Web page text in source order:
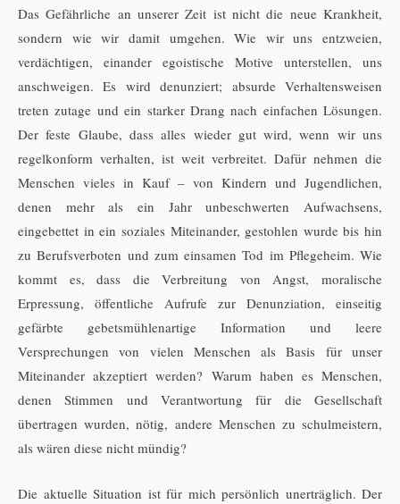
Das Gefährliche an unserer Zeit ist nicht die neue Krankheit,
sondern wie wir damit umgehen. Wie wir uns entzweien,
verdächtigen, einander egoistische Motive unterstellen, uns
anschweigen. Es wird denunziert; absurde Verhaltensweisen
treten zutage und ein starker Drang nach einfachen Lösungen.
Der feste Glaube, dass alles wieder gut wird, wenn wir uns
regelkonform verhalten, ist weit verbreitet. Dafür nehmen die
Menschen vieles in Kauf – von Kindern und Jugendlichen,
denen mehr als ein Jahr unbeschwerten Aufwachsens,
eingebettet in ein soziales Miteinander, gestohlen wurde bis hin
zu Berufsverboten und zum einsamen Tod im Pflegeheim. Wie
kommt es, dass die Verbreitung von Angst, moralische
Erpressung, öffentliche Aufrufe zur Denunziation, einseitig
gefärbte gebetsmühlenartige Information und leere
Versprechungen von vielen Menschen als Basis für unser
Miteinander akzeptiert werden? Warum haben es Menschen,
denen Stimmen und Verantwortung für die Gesellschaft
übertragen wurden, nötig, andere Menschen zu schulmeistern,
als wären diese nicht mündig?
Die aktuelle Situation ist für mich persönlich unerträglich. Der